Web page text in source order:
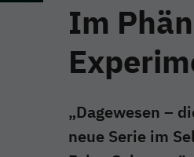
Im
„Dagewesen –
neue Serie im